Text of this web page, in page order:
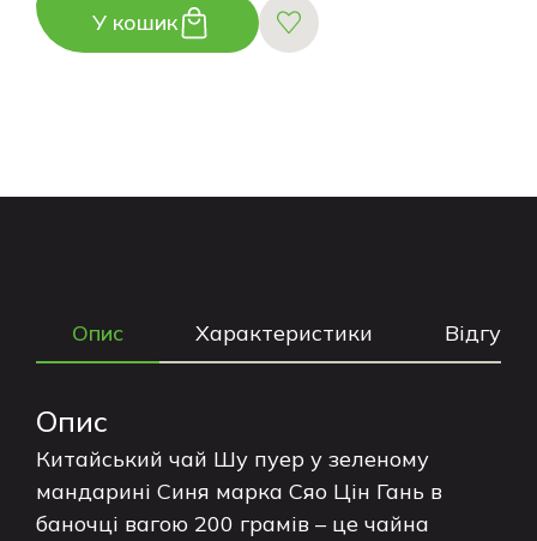
У кошик
Опис Характеристики Відгуки
Опис
Китайський чай Шу пуер у зеленому
мандарині Синя марка Сяо Цін Гань в
баночці вагою 200 грамів – це чайна